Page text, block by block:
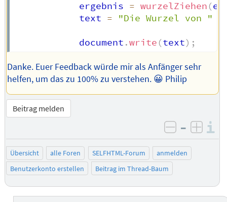
            ergebnis
= wurzelZiehen (
            text
= "Die Wurzel von "
            document
.write (text) ;
Danke. Euer Feedback würde mir als Anfänger sehr
helfen, um das zu 100% zu verstehen. 😀 Philip
Beitrag melden
negativ
–
Übersicht alle Foren SELFHTML-Forum
anmelden
Benutzerkonto erstellen
Beitrag im Thread-Baum